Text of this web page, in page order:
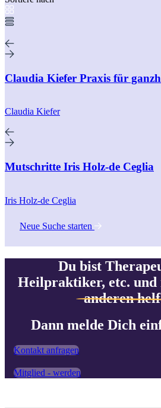
Claudia Kiefer Praxis für
Claudia Kiefer
Mutschritte Iris Holz-de Ceglia
Iris Holz-de Ceglia
Neue Suche starten
Du bist
Heilpraktiker, etc. und
anderen
Dann melde Dich
Kontakt anfragen
Mitglied - werden